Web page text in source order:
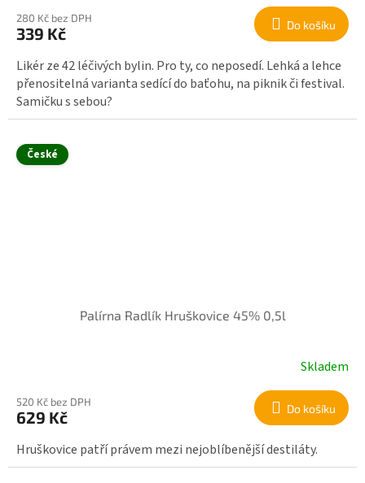
280 Kč bez DPH
339 Kč Do košíku
Likér ze 42 léčivých bylin. Pro ty, co neposedí. Lehká a lehce
přenositelná varianta sedící do baťohu, na piknik či festival.
Samičku s sebou?
České
Palírna Radlík Hruškovice 45% 0,5l
Skladem
520 Kč bez DPH
629 Kč Do košíku
Hruškovice patří právem mezi nejoblíbenější destiláty.